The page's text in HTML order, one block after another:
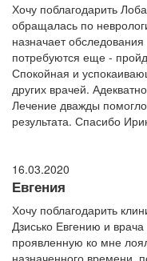
Хочу поблагодарить
обращалась по
назначает
потребуются еще -
Спокойная и
других врачей.
Лечение дважды
результата. Спасибо
16.03.2020
Евгения
Хочу поблагодарить
Дзисько Евгению и
проявленную ко мне